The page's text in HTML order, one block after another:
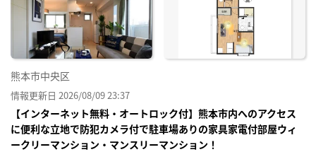
熊本市中央区
情報更新日 2026/08/09 23:37
【インターネット無料・オートロック付】熊本市内へのアクセス
に便利な立地で防犯カメラ付で駐車場ありの家具家電付部屋ウィ
ークリーマンション・マンスリーマンション！